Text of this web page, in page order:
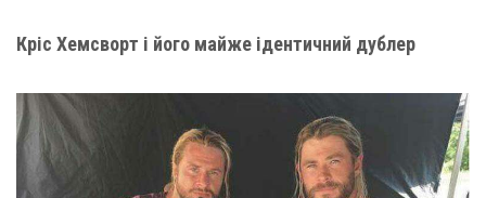
Кріс Хемсворт і його майже ідентичний дублер